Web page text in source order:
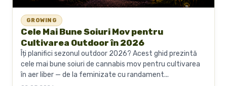
GROWING
Cele Mai Bune Soiuri Mov pentru
Cultivarea Outdoor în 2026
Îți planifici sezonul outdoor 2026? Acest ghid prezintă
cele mai bune soiuri de cannabis mov pentru cultivarea
în aer liber — de la feminizate cu randament...